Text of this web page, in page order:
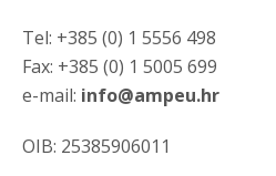
Tel: +385 (0) 1 5556 498
Fax: +385 (0) 1 5005 699
e-mail: info@ampeu.hr
OIB: 25385906011